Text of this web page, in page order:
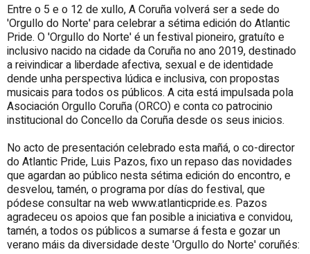
Entre o 5 e o 12 de xullo, A Coruña volverá ser a sede do
'Orgullo do Norte' para celebrar a sétima edición do Atlantic
Pride. O 'Orgullo do Norte' é un festival pioneiro, gratuíto e
inclusivo nacido na cidade da Coruña no ano 2019, destinado
a reivindicar a liberdade afectiva, sexual e de identidade
dende unha perspectiva lúdica e inclusiva, con propostas
musicais para todos os públicos. A cita está impulsada pola
Asociación Orgullo Coruña (ORCO) e conta co patrocinio
institucional do Concello da Coruña desde os seus inicios.
No acto de presentación celebrado esta mañá, o co-director
do Atlantic Pride, Luis Pazos, fixo un repaso das novidades
que agardan ao público nesta sétima edición do encontro, e
desvelou, tamén, o programa por días do festival, que
pódese consultar na web www.atlanticpride.es. Pazos
agradeceu os apoios que fan posible a iniciativa e convidou,
tamén, a todos os públicos a sumarse á festa e gozar un
verano máis da diversidade deste 'Orgullo do Norte' coruñés: